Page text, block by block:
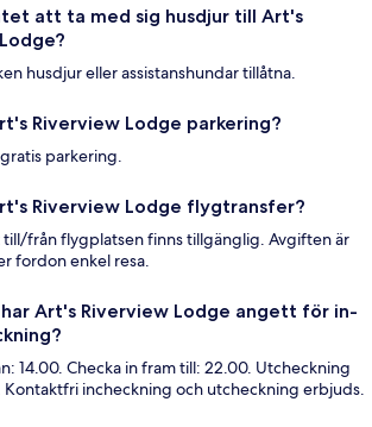
att ta med sig husdjur till Art's
husdjur eller assistanshundar tillåtna.
Riverview Lodge parkering?
parkering.
Riverview Lodge flygtransfer?
från flygplatsen finns tillgänglig. Avgiften är
fordon enkel resa.
Art's Riverview Lodge angett för in-
14.00. Checka in fram till: 22.00. Utcheckning
Kontaktfri incheckning och utcheckning erbjuds.